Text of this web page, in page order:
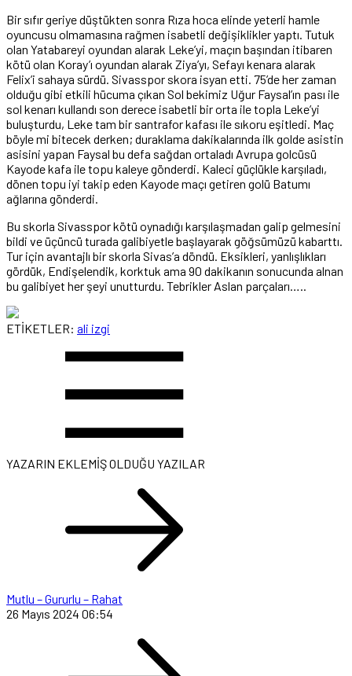
Bir sıfır geriye düştükten sonra Rıza hoca elinde yeterli hamle
oyuncusu olmamasına rağmen isabetli değişiklikler yaptı. Tutuk
olan Yatabareyi oyundan alarak Leke’yi, maçın başından itibaren
kötü olan Koray’ı oyundan alarak Ziya’yı, Sefayı kenara alarak
Felix’i sahaya sürdü. Sivasspor skora isyan etti. 75’de her zaman
olduğu gibi etkili hücuma çıkan Sol bekimiz Uğur Faysal’ın pası ile
sol kenarı kullandı son derece isabetli bir orta ile topla Leke’yi
buluşturdu, Leke tam bir santrafor kafası ile sıkoru eşitledi. Maç
böyle mi bitecek derken; duraklama dakikalarında ilk golde asistin
asisini yapan Faysal bu defa sağdan ortaladı Avrupa golcüsü
Kayode kafa ile topu kaleye gönderdi. Kaleci güçlükle karşıladı,
dönen topu iyi takip eden Kayode maçı getiren golü Batumı
ağlarına gönderdi.
Bu skorla Sivasspor kötü oynadığı karşılaşmadan galip gelmesini
bildi ve üçüncü turada galibiyetle başlayarak göğsümüzü kabarttı.
Tur için avantajlı bir skorla Sivas’a döndü. Eksikleri, yanlışlıkları
gördük, Endişelendik, korktuk ama 90 dakikanın sonucunda alnan
bu galibiyet her şeyi unutturdu. Tebrikler Aslan parçaları…..
ETİKETLER: ali izgi
YAZARIN EKLEMİŞ OLDUĞU YAZILAR
Mutlu – Gururlu – Rahat
26 Mayıs 2024 06:54